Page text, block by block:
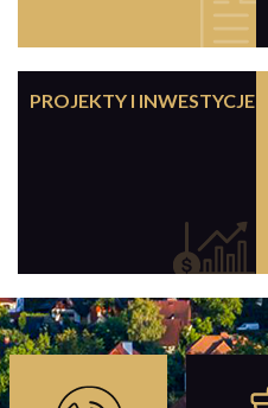
PROJEKTY I INWESTYCJE